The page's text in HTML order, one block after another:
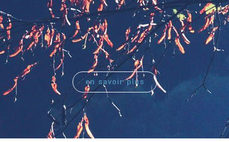
en savoir plus